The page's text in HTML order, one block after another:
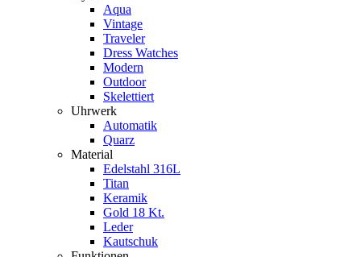
Aqua
Vintage
Traveler
Dress Watches
Modern
Outdoor
Skelettiert
Uhrwerk
Automatik
Quarz
Material
Edelstahl 316L
Titan
Keramik
Gold 18 Kt.
Leder
Kautschuk